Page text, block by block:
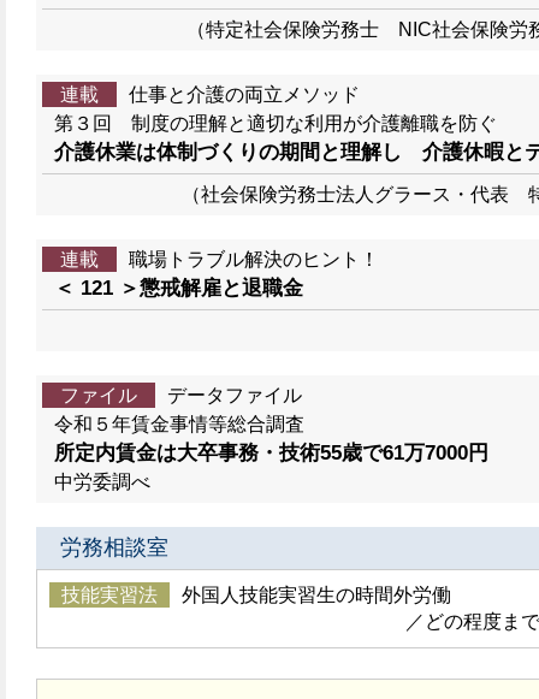
（特定社会保険労務士 NIC社会保険
連載
仕事と介護の両立メソッド
第３回 制度の理解と適切な利用が介護離職を防ぐ
介護休業は体制づくりの期間と理解し 介護休暇と
（社会保険労務士法人グラース・代
連載 職場トラブル解決のヒント！
＜ 121 ＞懲戒解雇と退職金
ファイル
データファイル
令和５年賃金事情等総合調査
所定内賃金は大卒事務・技術55歳で61万7000円
中労委調べ
労務相談室
技能実習法
外国人技能実習生の時間外労働
／どの程度ま